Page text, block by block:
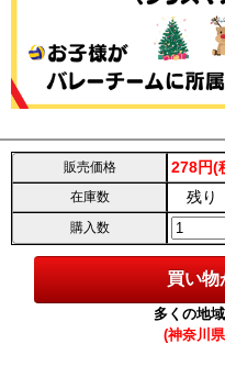
販売価格 278円(
在庫数 残り
購入数
多くの地
(神奈川